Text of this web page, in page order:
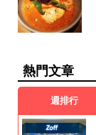
熱門文章
週排行